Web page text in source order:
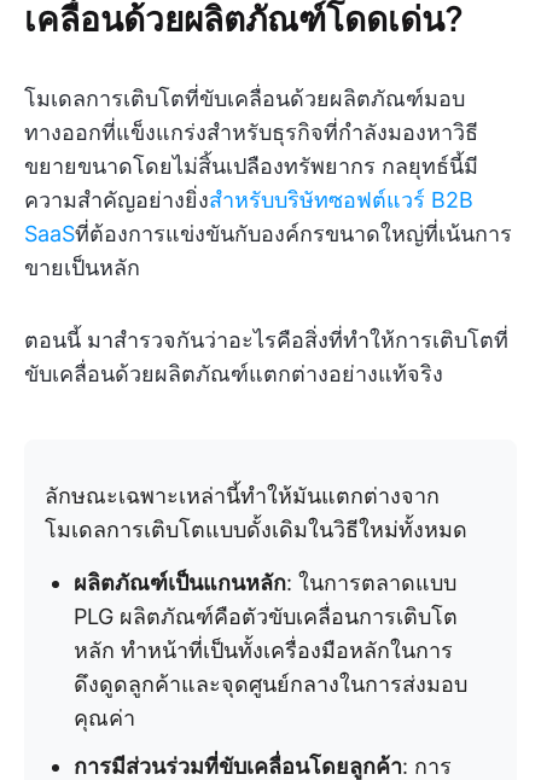
เคลื่อนด้วยผลิตภัณฑ์โดดเด่น?
โมเดลการเติบโตที่ขับเคลื่อนด้วยผลิตภัณฑ์มอบ
ทางออกที่แข็งแกร่งสำหรับธุรกิจที่กำลังมองหาวิธี
ขยายขนาดโดยไม่สิ้นเปลืองทรัพยากร กลยุทธ์นี้มี
ความสำคัญอย่างยิ่งสำหรับบริษัทซอฟต์แวร์ B2B
SaaSที่ต้องการแข่งขันกับองค์กรขนาดใหญ่ที่เน้นการ
ขายเป็นหลัก
ตอนนี้ มาสำรวจกันว่าอะไรคือสิ่งที่ทำให้การเติบโตที่
ขับเคลื่อนด้วยผลิตภัณฑ์แตกต่างอย่างแท้จริง
ลักษณะเฉพาะเหล่านี้ทำให้มันแตกต่างจาก
โมเดลการเติบโตแบบดั้งเดิมในวิธีใหม่ทั้งหมด
ผลิตภัณฑ์เป็นแกนหลัก: ในการตลาดแบบ
PLG ผลิตภัณฑ์คือตัวขับเคลื่อนการเติบโต
หลัก ทำหน้าที่เป็นทั้งเครื่องมือหลักในการ
ดึงดูดลูกค้าและจุดศูนย์กลางในการส่งมอบ
คุณค่า
การมีส่วนร่วมที่ขับเคลื่อนโดยลูกค้า: การ